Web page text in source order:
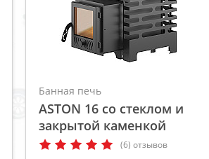
Банная печь
ASTON 16 со стеклом и
закрытой каменкой
(6) отзывов